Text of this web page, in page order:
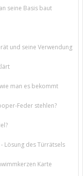
seine Basis baut
und seine Verwendung
man es bekommt
Feder stehlen?
Lösung des Türrätsels
Karte